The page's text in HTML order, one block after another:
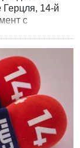
14-й
с
ЛГБТ